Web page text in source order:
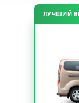
ЛУЧШИЙ